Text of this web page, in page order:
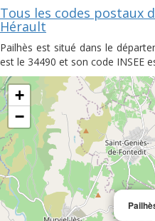
Tous les codes postaux
Hérault
Pailhès est situé dans le
est le 34490 et son code INSEE
+
−